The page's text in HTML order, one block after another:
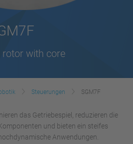
rotor with core
Steuerungen SGM7F
das Getriebespiel, reduzieren die
und bieten ein steifes
Anwendungen.